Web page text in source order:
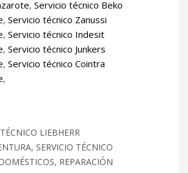
, Servicio técnico Beko
, Servicio técnico Zanussi
, Servicio técnico Indesit
, Servicio técnico Junkers
, Servicio técnico Cointra
,
LIEBHERR
SERVICIO TÉCNICO
REPARACIÓN